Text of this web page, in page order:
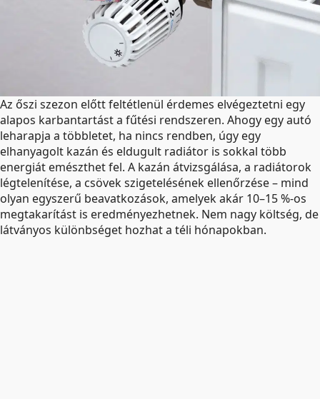
Az őszi szezon előtt feltétlenül érdemes elvégeztetni egy
alapos karbantartást a fűtési rendszeren. Ahogy egy autó
leharapja a többletet, ha nincs rendben, úgy egy
elhanyagolt kazán és eldugult radiátor is sokkal több
energiát emészthet fel. A kazán átvizsgálása, a radiátorok
légtelenítése, a csövek szigetelésének ellenőrzése – mind
olyan egyszerű beavatkozások, amelyek akár 10–15 %-os
megtakarítást is eredményezhetnek. Nem nagy költség, de
látványos különbséget hozhat a téli hónapokban.